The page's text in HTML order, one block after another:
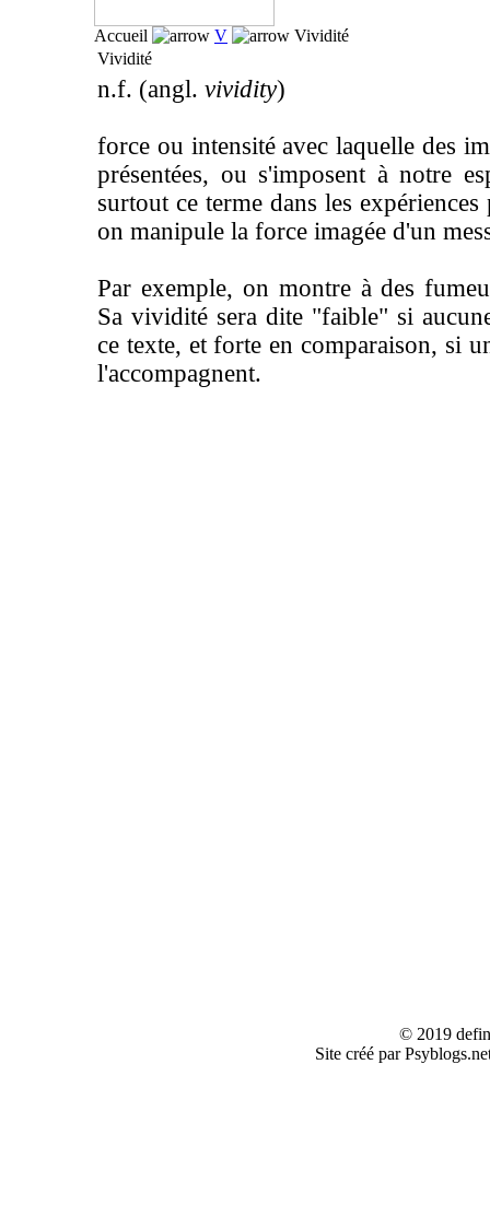
Accueil V
Vividité
Vividité
n.f. (angl. vividity)
force ou intensité avec laquelle des
présentées, ou s'imposent à notre
surtout ce terme dans les
on manipule la force imagée d'un
Par exemple, on montre à des
Sa vividité sera dite "faible" si
ce texte, et forte en comparaison, si
l'accompagnent.
© 2019
Site créé par